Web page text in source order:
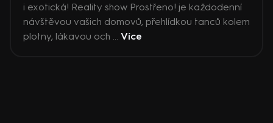
i exotická! Reality show Prostřeno! je každodenní
návštěvou vašich domovů, přehlídkou tanců kolem
plotny, lákavou och ... Více